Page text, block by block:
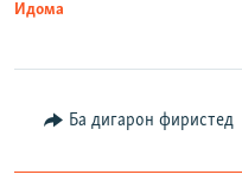
Идома
Ба дигарон фиристед